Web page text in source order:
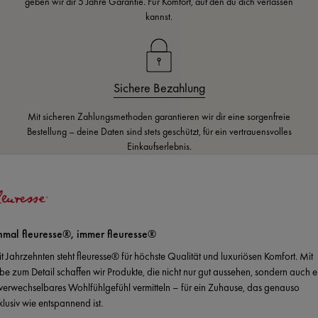
kannst.
Sichere Bezahlung
Mit sicheren Zahlungsmethoden garantieren wir dir eine sorgenfreie
Bestellung – deine Daten sind stets geschützt, für ein vertrauensvolles
Einkaufserlebnis.
fleuresse®, immer fleuresse®
Jahrzehnten steht fleuresse® für höchste Qualität und luxuriösen Komfort. Mit
zum Detail schaffen wir Produkte, die nicht nur gut aussehen, sondern auch
Wohlfühlgefühl vermitteln – für ein Zuhause, das genauso
wie entspannend ist.